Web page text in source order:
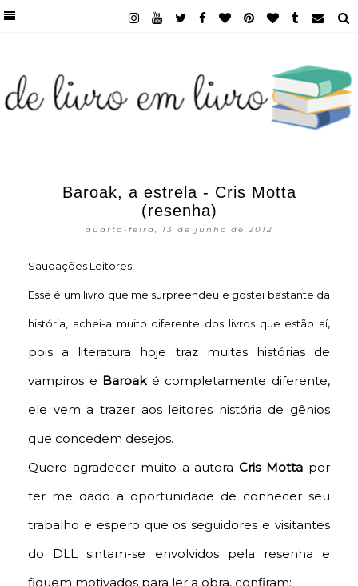
Baroak, a estrela - Cris Motta
(resenha)
quarta-feira, 13 de junho de 2012
Saudações Leitores!
Esse é um livro que me surpreendeu e gostei bastante da
história, achei-a muito diferente dos livros que estão aí,
pois a literatura hoje traz muitas histórias de
vampiros e Baroaké completamente diferente,
ele vem a trazer aos leitores história de gênios
que concedem desejos.
Quero agradecer muito a autoraCris Motta por
ter me dado a oportunidade de conhecer seu
trabalho e espero que os seguidores e visitantes
do DLL sintam-se envolvidos pela resenha e
fiquem motivados para ler a obra, confiram: